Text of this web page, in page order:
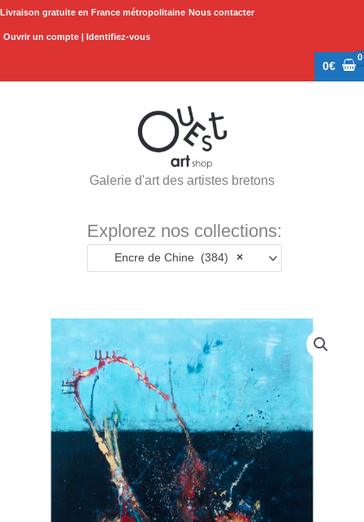
Aller
Livraison gratuite en France métropolitaine Nous contacter
Ouvrir un compte | Identifiez-vous
0€
Galerie d'art des artistes bretons
Explorez nos collections:
×
Encre de Chine (384)
monde
invisible"